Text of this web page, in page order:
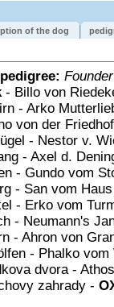
of the dog
Founder
- Billo von
- Arko
von der
- Nestor v.
- Axel d.
- Gundo vom
- San vom
- Erko vom
- Neumann's
- Ahron von
- Phalko
dvora -
zahrady -